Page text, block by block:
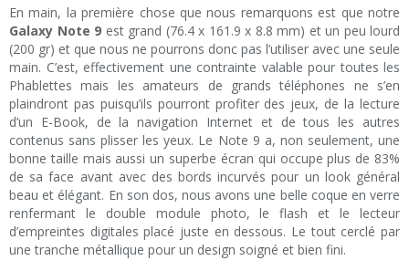
En main, la première chose que nous remarquons est que notre
Galaxy Note 9 est grand (76.4 x 161.9 x 8.8 mm) et un peu lourd
(200 gr) et que nous ne pourrons donc pas l’utiliser avec une seule
main. C’est, effectivement une contrainte valable pour toutes les
Phablettes mais les amateurs de grands téléphones ne s’en
plaindront pas puisqu’ils pourront profiter des jeux, de la lecture
d’un E-Book, de la navigation Internet et de tous les autres
contenus sans plisser les yeux. Le Note 9 a, non seulement, une
bonne taille mais aussi un superbe écran qui occupe plus de 83%
de sa face avant avec des bords incurvés pour un look général
beau et élégant. En son dos, nous avons une belle coque en verre
renfermant le double module photo, le flash et le lecteur
d’empreintes digitales placé juste en dessous. Le tout cerclé par
une tranche métallique pour un design soigné et bien fini.